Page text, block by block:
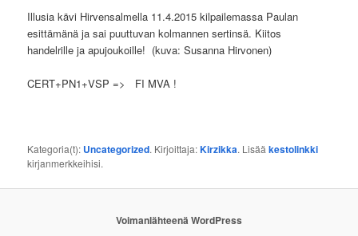
Illusia kävi Hirvensalmella 11.4.2015 kilpailemassa Paulan
esittämänä ja sai puuttuvan kolmannen sertinsä. Kiitos
handelrille ja apujoukoille! (kuva: Susanna Hirvonen)
CERT+PN1+VSP => FI MVA !
Kategoria(t): Uncategorized. Kirjoittaja:Kirzikka. Lisääkestolinkki
kirjanmerkkeihisi.
Voimanlähteenä WordPress